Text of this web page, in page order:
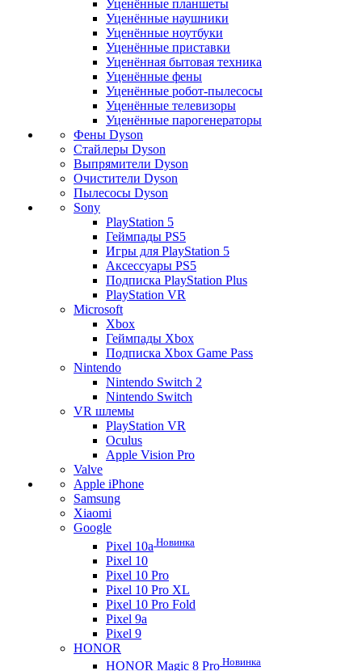
Уценённые планшеты
Уценённые наушники
Уценённые ноутбуки
Уценённые приставки
Уценённая бытовая техника
Уценённые фены
Уценённые робот-пылесосы
Уценённые телевизоры
Уценённые парогенераторы
Фены Dyson
Стайлеры Dyson
Выпрямители Dyson
Очистители Dyson
Пылесосы Dyson
Sony
PlayStation 5
Геймпады PS5
Игры для PlayStation 5
Аксессуары PS5
Подписка PlayStation Plus
PlayStation VR
Microsoft
Xbox
Геймпады Xbox
Подписка Xbox Game Pass
Nintendo
Nintendo Switch 2
Nintendo Switch
VR шлемы
PlayStation VR
Oculus
Apple Vision Pro
Valve
Apple iPhone
Samsung
Xiaomi
Google
Pixel 10a Новинка
Pixel 10
Pixel 10 Pro
Pixel 10 Pro XL
Pixel 10 Pro Fold
Pixel 9a
Pixel 9
HONOR
HONOR Magic 8 Pro Новинка